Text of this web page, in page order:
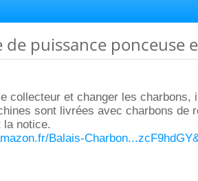
de puissance ponceuse
collecteur et changer les charbons,
sont livrées avec charbons de
la notice.
Balais-